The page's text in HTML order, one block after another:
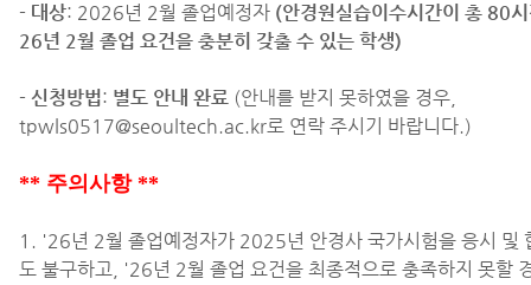
- 대상: 2026년 2월 졸업예정자 (안경원실습이수시간이 총 80
26년 2월 졸업 요건을 충분히 갖출 수 있는 학생)
- 신청방법: 별도 안내 완료 (안내를 받지 못하였을 경우,
tpwls0517@seoultech.ac.kr로 연락 주시기 바랍니다.)
** 주의사항 **
1. '26년 2월 졸업예정자가 2025년 안경사 국가시험을 응시 및
도 불구하고, '26년 2월 졸업 요건을 최종적으로 충족하지 못할